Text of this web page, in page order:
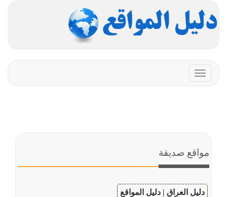
Toggle
navigation
مواقع صديقة
دليل العراق | دليل المواقع